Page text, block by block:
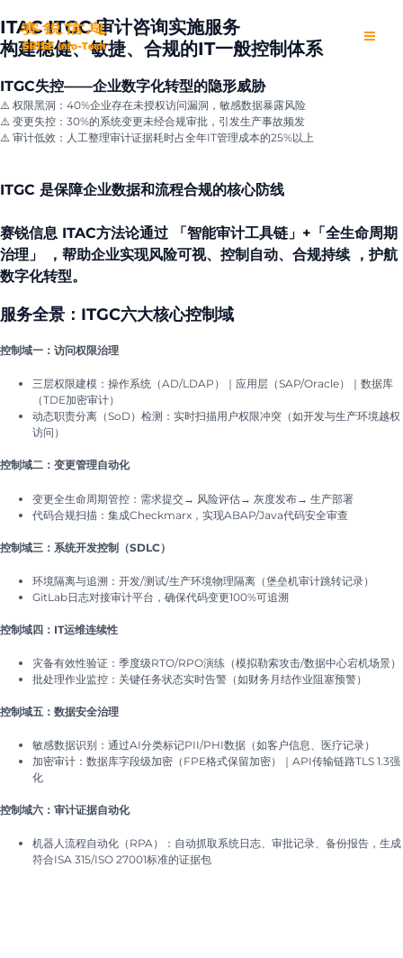
至
内
容
ITAC ITGC 审计咨询实施服务
构建稳健、敏捷、合规的IT一般控制体系
ITGC失控——企业数字化转型的隐形威胁
⚠️ 权限黑洞：40%企业存在未授权访问漏洞，敏感数据暴露风险
⚠️ 变更失控：30%的系统变更未经合规审批，引发生产事故频发
⚠️ 审计低效：人工整理审计证据耗时占全年IT管理成本的25%以上
ITGC 是保障企业数据和流程合规的核心防线
赛锐信息 ITAC方法论通过 「智能审计工具链」+「全生命周期
治理」 ，帮助企业实现风险可视、控制自动、合规持续 ，护航
数字化转型。
服务全景：ITGC六大核心控制域
控制域一：访问权限治理
三层权限建模：操作系统（AD/LDAP）｜应用层（SAP/Oracle）｜数据库
（TDE加密审计）
动态职责分离（SoD）检测：实时扫描用户权限冲突（如开发与生产环境越权
访问）
控制域二：变更管理自动化
变更全生命周期管控：需求提交→ 风险评估→ 灰度发布→ 生产部署
代码合规扫描：集成Checkmarx，实现ABAP/Java代码安全审查
控制域三：系统开发控制（SDLC）
环境隔离与追溯：开发/测试/生产环境物理隔离（堡垒机审计跳转记录）
GitLab日志对接审计平台，确保代码变更100%可追溯
控制域四：IT运维连续性
灾备有效性验证：季度级RTO/RPO演练（模拟勒索攻击/数据中心宕机场景）
批处理作业监控：关键任务状态实时告警（如财务月结作业阻塞预警）
控制域五：数据安全治理
敏感数据识别：通过AI分类标记PII/PHI数据（如客户信息、医疗记录）
加密审计：数据库字段级加密（FPE格式保留加密）｜API传输链路TLS 1.3强
化
控制域六：审计证据自动化
机器人流程自动化（RPA）：自动抓取系统日志、审批记录、备份报告，生成
符合ISA 315/ISO 27001标准的证据包